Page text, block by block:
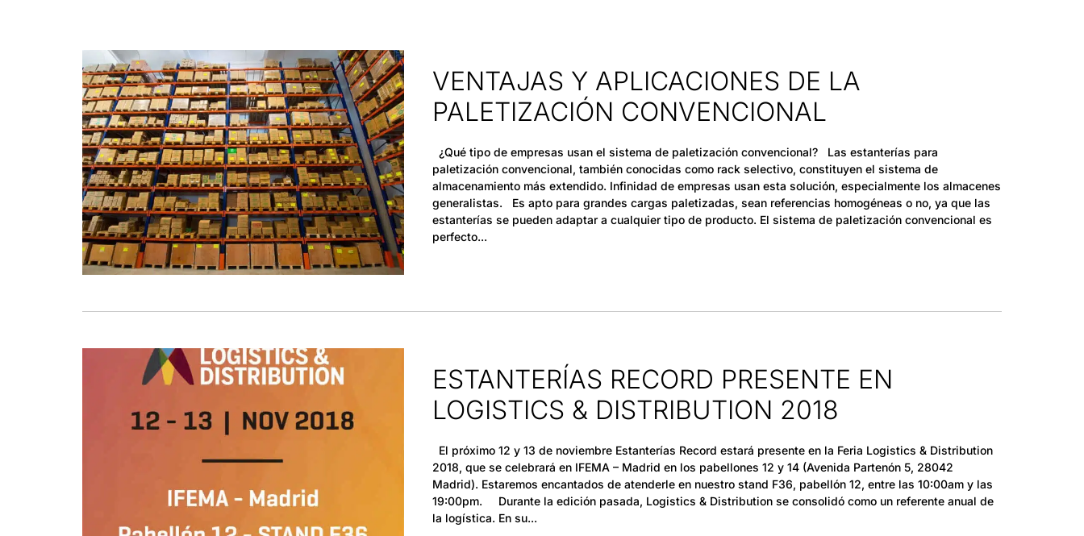
VENTAJAS Y APLICACIONES DE LA
PALETIZACIÓN CONVENCIONAL
¿Qué tipo de empresas usan el sistema de paletización convencional? Las estanterías para
paletización convencional, también conocidas como rack selectivo, constituyen el sistema de
almacenamiento más extendido. Infinidad de empresas usan esta solución, especialmente los almacenes
generalistas. Es apto para grandes cargas paletizadas, sean referencias homogéneas o no, ya que las
estanterías se pueden adaptar a cualquier tipo de producto. El sistema de paletización convencional es
perfecto
ESTANTERÍAS RECORD PRESENTE EN
LOGISTICS & DISTRIBUTION 2018
El próximo 12 y 13 de noviembre Estanterías Record estará presente en la Feria Logistics & Distribution
2018, que se celebrará en IFEMA – Madrid en los pabellones 12 y 14 (Avenida Partenón 5, 28042
Madrid). Estaremos encantados de atenderle en nuestro stand F36, pabellón 12, entre las 10:00am y las
19:00pm. Durante la edición pasada, Logistics & Distribution se consolidó como un referente anual de
la logística. En su